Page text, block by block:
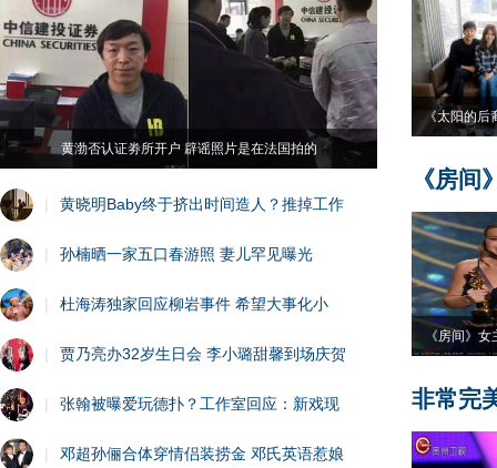
黄渤否认证劵所开户 辟谣照片是在法国拍的
| 黄晓明Baby终于挤出时间造人？推掉工作
| 孙楠晒一家五口春游照 妻儿罕见曝光
| 杜海涛独家回应柳岩事件 希望大事化小
| 贾乃亮办32岁生日会 李小璐甜馨到场庆贺
| 张翰被曝爱玩德扑？工作室回应：新戏现
| 邓超孙俪合体穿情侣装捞金 邓氏英语惹娘
《太阳的后
《房
《房间》
非常完